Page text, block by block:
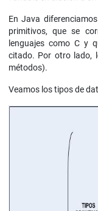
En Java
primitivos, que se
lenguajes como C y
citado. Por otro lado,
métodos).
Veamos los tipos de